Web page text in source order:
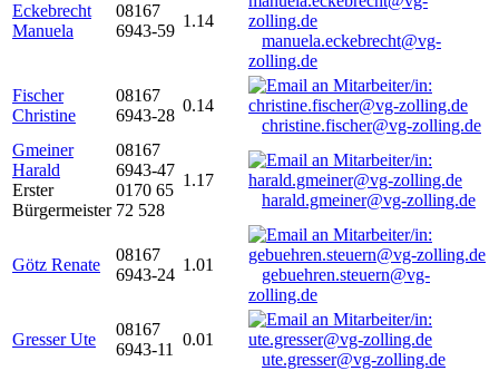
Eckebrecht
Manuela
08167
6943-59
1.14
manuela.eckebrecht@vg-
zolling.de
Fischer
Christine
08167
6943-28
0.14
christine.fischer@vg-zolling.de
Gmeiner
Harald
Erster
Bürgermeister
08167
6943-47
0170 65
72 528
1.17
harald.gmeiner@vg-zolling.de
Götz Renate
08167
6943-24
1.01
gebuehren.steuern@vg-
zolling.de
Gresser Ute
08167
6943-11
0.01
ute.gresser@vg-zolling.de